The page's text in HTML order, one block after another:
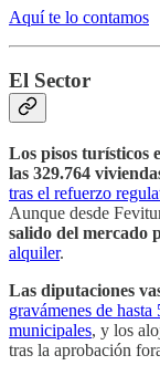
Aquí te lo contamos
El Sector
Los pisos turísticos
las 329.764
tras el refuerzo
Aunque desde
salido del mercado
alquiler.
Las diputaciones
gravámenes de
municipales, y los
tras la aprobación